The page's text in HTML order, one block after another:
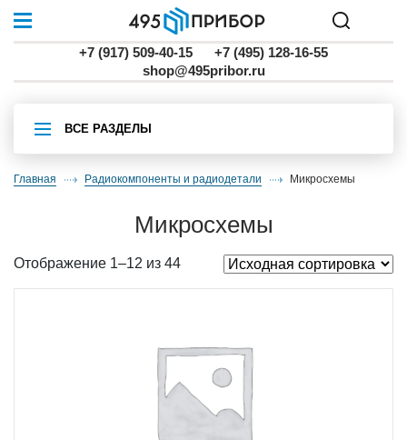
+7 (917) 509-40-15
+7 (495) 128-16-55
shop@495pribor.ru
ВСЕ РАЗДЕЛЫ
Главная Радиокомпоненты и радиодетали микросхемы
микросхемы
Отображение 1–12 из 44